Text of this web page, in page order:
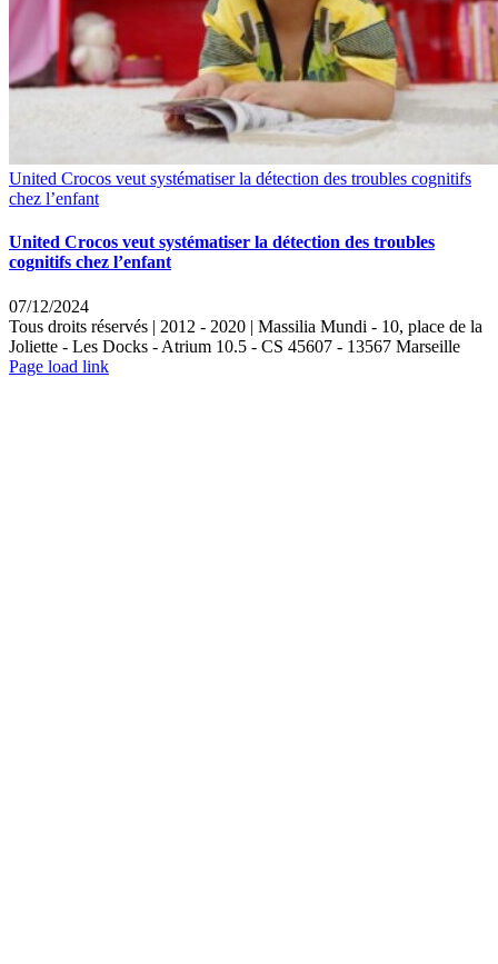
United Crocos veut systématiser la détection des troubles cognitifs
chez l’enfant
United Crocos veut systématiser la détection des troubles
cognitifs chez l’enfant
07/12/2024
Tous droits réservés | 2012 - 2020 | Massilia Mundi - 10, place de la
Joliette - Les Docks - Atrium 10.5 - CS 45607 - 13567 Marseille
LinkedIn
Instagram
Rss
Page load link